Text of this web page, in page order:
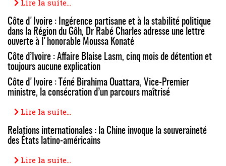
Lire la suite...
Côte d'Ivoire : Ingérence partisane et à la stabilité politique
dans la Région du Gôh, Dr Rabé Charles adresse une lettre
ouverte à l'honorable Moussa Konaté
Côte d’Ivoire : Affaire Blaise Lasm, cinq mois de détention et
toujours aucune explication
Côte d'Ivoire : Téné Birahima Ouattara, Vice-Premier
ministre, la consécration d’un parcours maîtrisé
Lire la suite...
Relations internationales : la Chine invoque la souveraineté
des États latino-américains
Lire la suite...